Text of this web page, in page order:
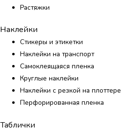
Растяжки
Наклейки
Стикеры и этикетки
Наклейки на транспорт
Самоклеящаяся пленка
Круглые наклейки
Наклейки с резкой на плоттере
Перфорированная пленка
Таблички